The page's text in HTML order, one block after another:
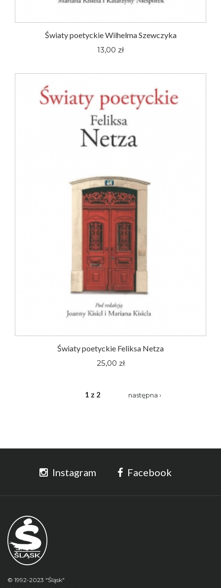
Światy poetyckie Wilhelma Szewczyka
13,00 zł
Światy poetyckie Feliksa Netza
25,00 zł
1 z 2 następna ›
Instagram Facebook
© 1992-2023 "Śląsk"